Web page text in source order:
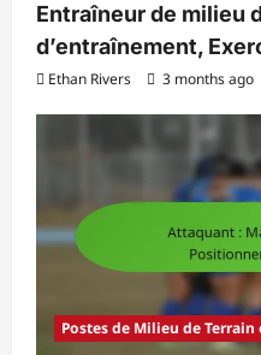
Entraîneur de milieu
d’entraînement,
Ethan Rivers 3 months ago
Postes de Milieu de